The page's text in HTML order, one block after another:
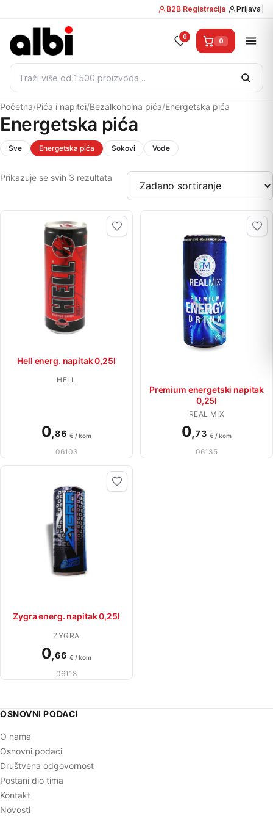
B2B Registracija Prijava
Pretraži:
0 0
Početna/Pića i napitci/Bezalkoholna pića/Energetska pića
Energetska pića
Sve Energetska pića Sokovi Vode
Prikazuje se svih 3 rezultata
Hell energ. napitak 0,25l
HELL
0,86 € / kom
06103
Premium energetski napitak
0,25l
REAL MIX
0,73 € / kom
06135
Zygra energ. napitak 0,25l
ZYGRA
0,66 € / kom
06118
OSNOVNI PODACI
O nama
Osnovni podaci
Društvena odgovornost
Postani dio tima
Kontakt
Novosti